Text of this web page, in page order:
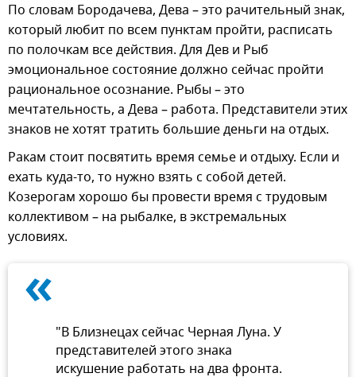
По словам Бородачева, Дева – это рачительный знак,
который любит по всем пунктам пройти, расписать
по полочкам все действия. Для Дев и Рыб
эмоциональное состояние должно сейчас пройти
рациональное осознание. Рыбы – это
мечтательность, а Дева – работа. Представители этих
знаков не хотят тратить большие деньги на отдых.
Ракам стоит посвятить время семье и отдыху. Если и
ехать куда-то, то нужно взять с собой детей.
Козерогам хорошо бы провести время с трудовым
коллективом – на рыбалке, в экстремальных
условиях.
« "В Близнецах сейчас Черная Луна. У
представителей этого знака
искушение работать на два фронта.